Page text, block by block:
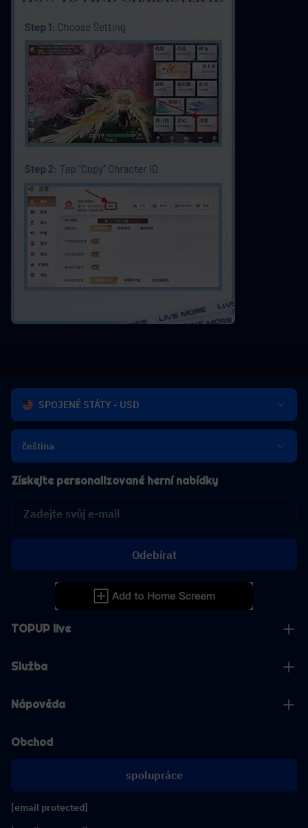
SPOJENÉ STÁTY - USD
čeština
TOPUP live
Služba
Nápověda
Obchod
spolupráce
[email protected]
Získejte personalizované herní nabídky
Odebírat